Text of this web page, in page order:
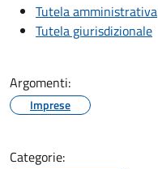
Tutela amministrativa
Tutela giurisdizionale
Argomenti:
Imprese
Categorie: